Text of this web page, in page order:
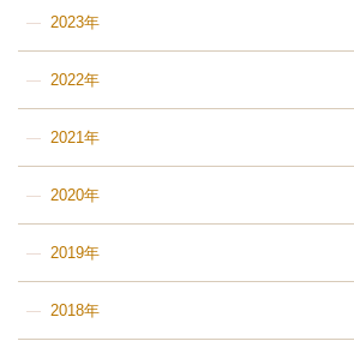
2023年
2022年
2021年
2020年
2019年
2018年